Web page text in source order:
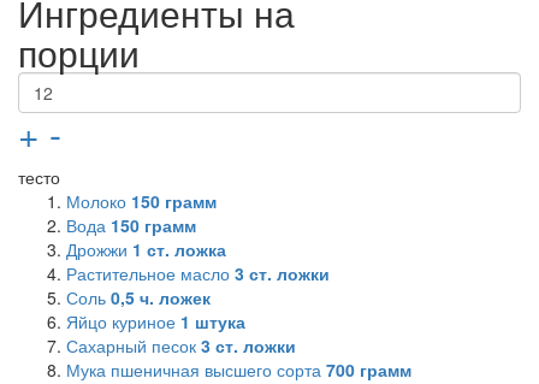
Ингредиенты на
порции
+ -
тесто
Молоко 150 грамм
Вода 150 грамм
Дрожжи 1 ст. ложка
Растительное масло 3 ст. ложки
Соль 0,5 ч. ложек
Яйцо куриное 1 штука
Сахарный песок 3 ст. ложки
Мука пшеничная высшего сорта 700 грамм